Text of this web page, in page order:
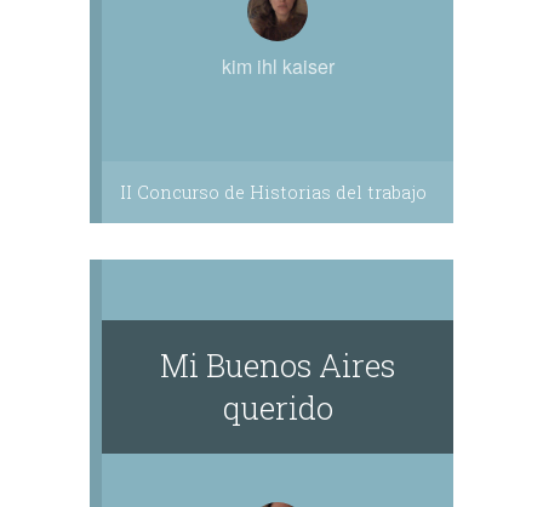
kim ihl kaiser
II Concurso de Historias del trabajo
Mi Buenos Aires
querido